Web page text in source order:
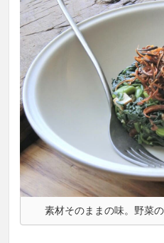
素材そのままの味。野菜